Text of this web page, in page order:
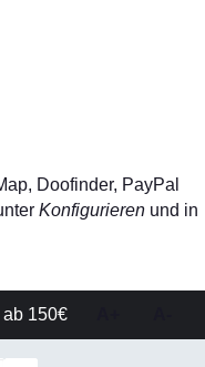
Doofinder, PayPal
Konfigurieren und in
150€